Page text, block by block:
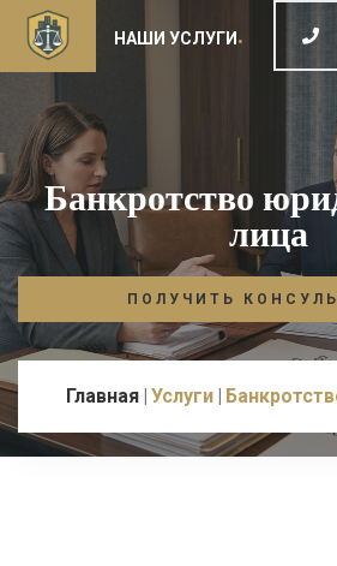
НАШИ УСЛУГИ
Банкротство
лица
ПОЛУЧИТЬ
Главная Услуги